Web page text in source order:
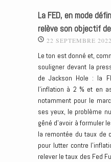
La FED, en mode
relève son objectif
22 SEPTEMBRE 2022
Le ton est donné et,
souligner devant la
de Jackson Hole : la
l’inflation à 2 % et en
notamment pour le
ses yeux, le problème
gêné d’avoir à formuler
la remontée du taux de
pour lutter contre
relever le taux des Fed